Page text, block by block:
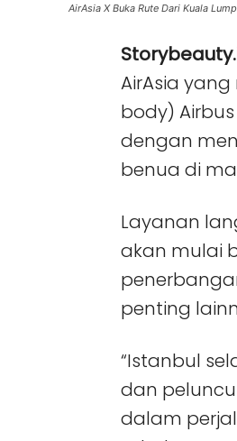
AirAsia X Buka Rute Dari Kuala
AirAsia
body)
dengan
benua di
Layanan
akan mulai
penting
“Istanbul
dan
dalam